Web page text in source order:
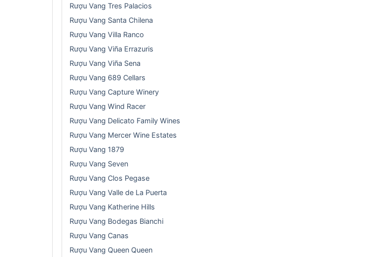
Rượu Vang Tres Palacios
Rượu Vang Santa Chilena
Rượu Vang Villa Ranco
Rượu Vang Viña Errazuris
Rượu Vang Viña Sena
Rượu Vang 689 Cellars
Rượu Vang Capture Winery
Rượu Vang Wind Racer
Rượu Vang Delicato Family Wines
Rượu Vang Mercer Wine Estates
Rượu Vang 1879
Rượu Vang Seven
Rượu Vang Clos Pegase
Rượu Vang Valle de La Puerta
Rượu Vang Katherine Hills
Rượu Vang Bodegas Bianchi
Rượu Vang Canas
Rượu Vang Queen Queen